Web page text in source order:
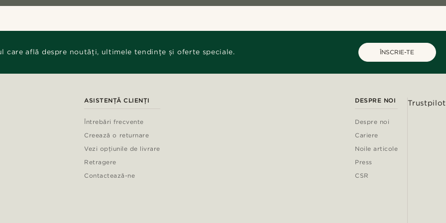
care află despre noutăți, ultimele tendințe și oferte speciale. ÎNSCRIE-TE
ASISTENȚĂ CLIENȚI
Întrebări frecvente
Creează o returnare
Vezi opțiunile de livrare
Retragere
Contactează-ne
DESPRE NOI
Despre noi
Cariere
Noile articole
Press
CSR
Trustpilot